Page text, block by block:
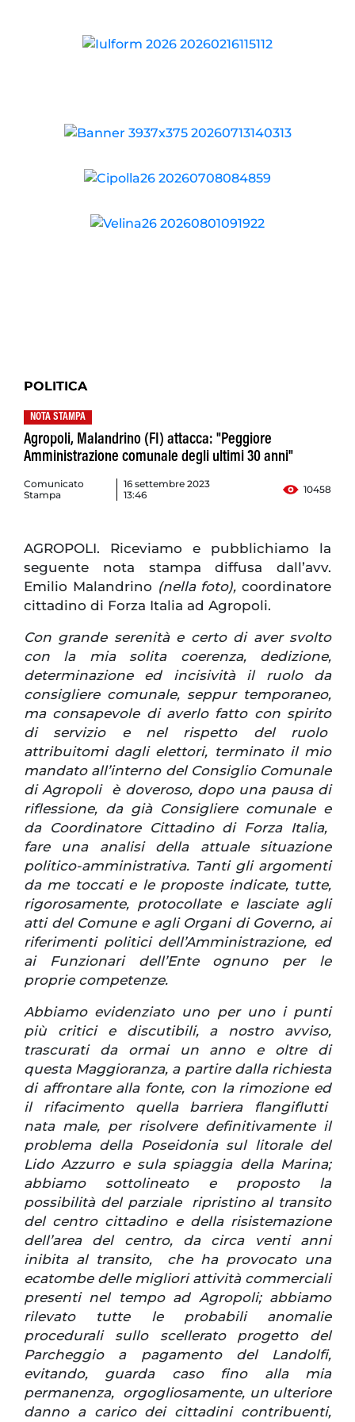
POLITICA
NOTA STAMPA
Agropoli, Malandrino (FI) attacca: "Peggiore
Amministrazione comunale degli ultimi 30 anni"
Comunicato
Stampa
16 settembre 2023
13:46
10458
AGROPOLI. Riceviamo e pubblichiamo la
seguente nota stampa diffusa dall’avv.
Emilio Malandrino (nella foto), coordinatore
cittadino di Forza Italia ad Agropoli.
Con grande serenità e certo di aver svolto
con la mia solita coerenza, dedizione,
determinazione ed incisività il ruolo da
consigliere comunale, seppur temporaneo,
ma consapevole di averlo fatto con spirito
di servizio e nel rispetto del ruolo
attribuitomi dagli elettori, terminato il mio
mandato all’interno del Consiglio Comunale
di Agropoli è doveroso, dopo una pausa di
riflessione, da già Consigliere comunale e
da Coordinatore Cittadino di Forza Italia,
fare una analisi della attuale situazione
politico-amministrativa. Tanti gli argomenti
da me toccati e le proposte indicate, tutte,
rigorosamente, protocollate e lasciate agli
atti del Comune e agli Organi di Governo, ai
riferimenti politici dell’Amministrazione, ed
ai Funzionari dell’Ente ognuno per le
proprie competenze.
Abbiamo evidenziato uno per uno i punti
più critici e discutibili, a nostro avviso,
trascurati da ormai un anno e oltre di
questa Maggioranza, a partire dalla richiesta
di affrontare alla fonte, con la rimozione ed
il rifacimento quella barriera flangiflutti
nata male, per risolvere definitivamente il
problema della Poseidonia sul litorale del
Lido Azzurro e sula spiaggia della Marina;
abbiamo sottolineato e proposto la
possibilità del parziale ripristino al transito
del centro cittadino e della risistemazione
dell’area del centro, da circa venti anni
inibita al transito, che ha provocato una
ecatombe delle migliori attività commerciali
presenti nel tempo ad Agropoli; abbiamo
rilevato tutte le probabili anomalie
procedurali sullo scellerato progetto del
Parcheggio a pagamento del Landolfi,
evitando, guarda caso fino alla mia
permanenza, orgogliosamente, un ulteriore
danno a carico dei cittadini contribuenti,